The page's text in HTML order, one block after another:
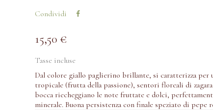
Condividi
15,50 €
Tasse incluse
Dal colore giallo paglierino brillante, si caratterizza per
tropicale (frutta della passione), sentori floreali di
bocca riecheggiano le note fruttate e dolci,
minerale. Buona persistenza con finale speziato di pepe